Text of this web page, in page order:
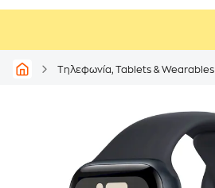
Τηλεφωνία, Tablets & Wearables